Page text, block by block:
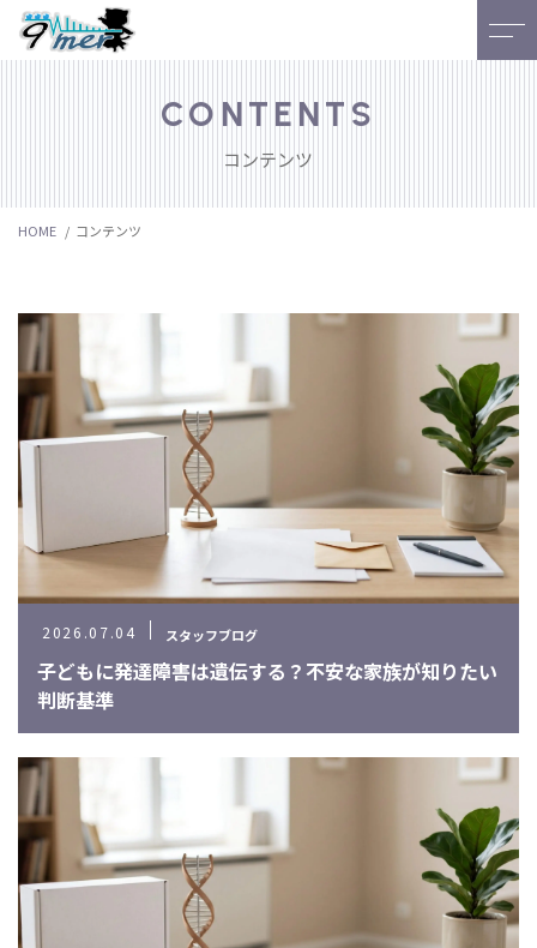
Home
当社について
サービス
よくある質問
ブログ
ご予約・お問い合わせ
080-5180-9605
メールでのご予約
CONTENTS
コンテンツ
HOME コンテンツ
2026.07.04 スタッフブログ
子どもに発達障害は遺伝する？不安な家族が知りたい
判断基準